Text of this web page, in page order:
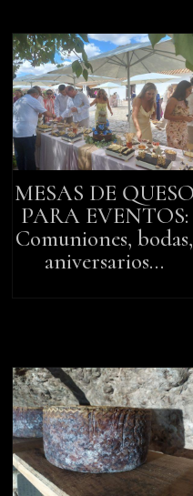
MESAS DE QUESO
PARA EVENTOS:
Comuniones, bodas,
aniversarios…